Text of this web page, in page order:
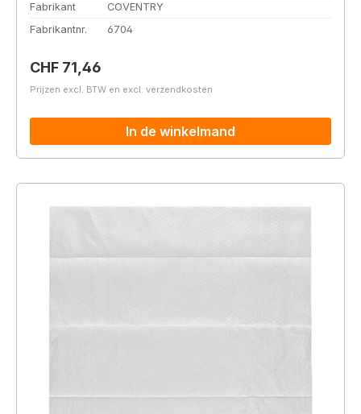
Fabrikant
COVENTRY
Fabrikantnr.
6704
Normale prijs:
CHF 71,46
Prijzen excl. BTW en excl. verzendkosten
In de winkelmand